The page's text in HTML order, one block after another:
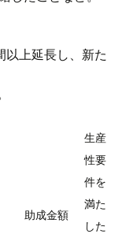
以上延長し、新た
助成金額
生産
性要
件を
満た
した